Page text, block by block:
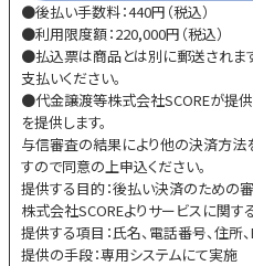
●後払い手数料：440円（税込）
●利用限度額：220,000円（税込）
●払込票は商品とは別に郵送されま
支払いください。
●代金譲渡等株式会社SCOREが提
を提供します。
与信審査の結果により他の決済方法
すので同意の上申込ください。
提供する目的：後払い決済のための
株式会社SCOREよりサービスに関
提供する項目：氏名、電話番号、住所
提供の手段：専用システムにて実施